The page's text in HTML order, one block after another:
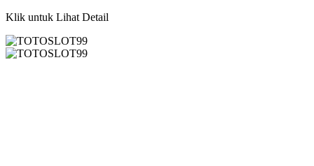
Klik untuk Lihat Detail